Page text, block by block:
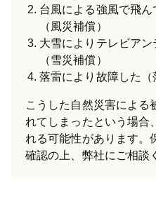
台風による強風で飛
（風災補償）
大雪によりテレビア
（雪災補償）
落雷により故障した（
こうした自然災害による
れてしまったという場合
れる可能性があります。
確認の上、弊社にご相談